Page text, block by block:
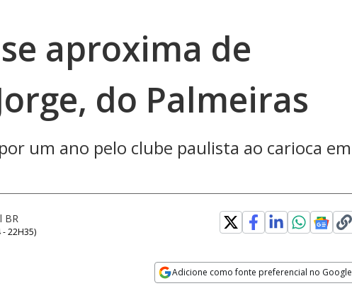
aproxima de
do Palmeiras
um ano pelo clube paulista ao carioca em
BR
22H35)
Adicione como fonte preferencial no Google